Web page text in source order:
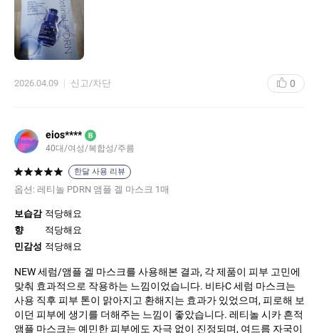
2026.04.09 신고/차단 0
eios**** B
40대 여성 복합성 주름
한달 사용 리뷰
옵션: 레티놀 PDRN 앰플 겔 마스크 1매
보습감 적당해요
향
적당해요
민감성 적당해요
NEW 세럼/앰플 겔 마스크를 사용해본 결과, 각 제품이 피부 고민에
맞춰 효과적으로 작용하는 느낌이었습니다. 비타C 세럼 마스크는
사용 직후 피부 톤이 맑아지고 환해지는 효과가 있었으며, 피로해 보
이던 피부에 생기를 더해주는 느낌이 좋았습니다. 레티놀 시카 흔적
앰플 마스크는 예민한 피부에도 자극 없이 진정되며, 여드름 자국이